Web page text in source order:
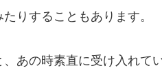
りすることもあります。
、あの時素直に受け入れて